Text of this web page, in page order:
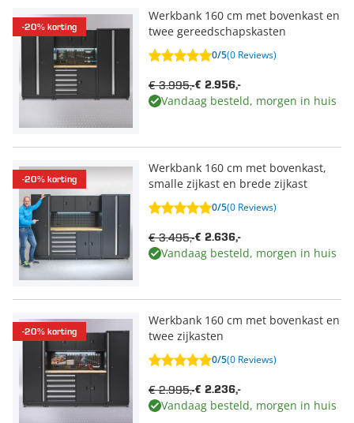
-20% korting
Werkbank 160 cm met bovenkast en
twee gereedschapskasten
0/5(0 Reviews)
€ 2.956,-
€ 3.995,-
Vandaag besteld, morgen in huis
-20% korting
Werkbank 160 cm met bovenkast,
smalle zijkast en brede zijkast
0/5(0 Reviews)
€ 2.636,-
€ 3.495,-
Vandaag besteld, morgen in huis
-20% korting
Werkbank 160 cm met bovenkast en
twee zijkasten
0/5(0 Reviews)
€ 2.236,-
€ 2.995,-
Vandaag besteld, morgen in huis